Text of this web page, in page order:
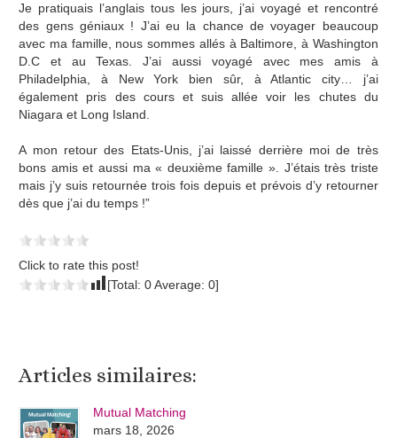
Je pratiquais l’anglais tous les jours, j’ai voyagé et rencontré
des gens géniaux ! J’ai eu la chance de voyager beaucoup
avec ma famille, nous sommes allés à Baltimore, à Washington
D.C et au Texas. J’ai aussi voyagé avec mes amis à
Philadelphia, à New York bien sûr, à Atlantic city… j’ai
également pris des cours et suis allée voir les chutes du
Niagara et Long Island.
A mon retour des Etats-Unis, j’ai laissé derrière moi de très
bons amis et aussi ma « deuxième famille ». J’étais très triste
mais j’y suis retournée trois fois depuis et prévois d’y retourner
dès que j’ai du temps !”
Click to rate this post!
[Total:0Average:0]
Articles similaires:
Mutual Matching
mars 18, 2026